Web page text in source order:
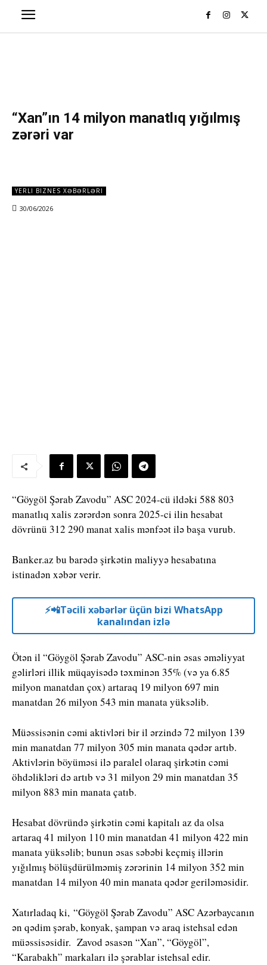
“Xan”ın 14 milyon manatlıq yığılmış
zərəri var
YERLI BIZNES XƏBƏRLƏRI
30/06/2026
“Göygöl Şərab Zavodu” ASC 2024-cü ildəki 588 803
manatlıq xalis zərərdən sonra 2025-ci ilin hesabat
dövrünü 312 290 manat xalis mənfəət ilə başa vurub.
Banker.az bu barədə şirkətin maliyyə hesabatına
istinadən xəbər verir.
⚡️📲Təcili xəbərlər üçün bizi WhatsApp
kanalından izlə
Ötən il “Göygöl Şərab Zavodu” ASC-nin əsas əməliyyat
gəlirləri illik müqayisədə təxminən 35% (və ya 6.85
milyon manatdan çox) artaraq 19 milyon 697 min
manatdan 26 milyon 543 min manata yüksəlib.
Müəssisənin cəmi aktivləri bir il ərzində 72 milyon 139
min manatdan 77 milyon 305 min manata qədər artıb.
Aktivlərin böyüməsi ilə paralel olaraq şirkətin cəmi
öhdəlikləri də artıb və 31 milyon 29 min manatdan 35
milyon 883 min manata çatıb.
Hesabat dövründə şirkətin cəmi kapitalı az da olsa
artaraq 41 milyon 110 min manatdan 41 milyon 422 min
manata yüksəlib; bunun əsas səbəbi keçmiş illərin
yığılmış bölüşdürülməmiş zərərinin 14 milyon 352 min
manatdan 14 milyon 40 min manata qədər geriləməsidir.
Xatırladaq ki, “Göygöl Şərab Zavodu” ASC Azərbaycanın
ən qədim şərab, konyak, şampan və araq istehsal edən
müəssisəsidir. Zavod əsasən “Xan”, “Göygöl”,
“Karabakh” markaları ilə şərablar istehsal edir.